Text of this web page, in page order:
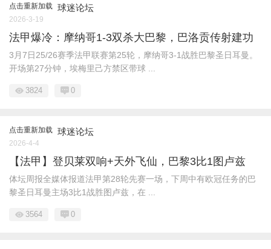
点击重新加载 球迷论坛
2026-3-19
法甲爆冷：摩纳哥1-3双杀大巴黎，巴洛贡传射建功
3月7日25/26赛季法甲联赛第25轮，摩纳哥3-1战胜巴黎圣日耳曼。
开场第27分钟，埃梅里己方禁区带球 ...
3824 0
点击重新加载 球迷论坛
2026-4-4
【法甲】登贝莱双响+天外飞仙，巴黎3比1图卢兹
体坛周报全媒体报道法甲第28轮先赛一场，下周中有欧冠任务的巴
黎圣日耳曼主场3比1战胜图卢兹，在 ...
3564 0